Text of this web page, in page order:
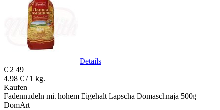
Details
€ 2 49
4.98 € / 1 kg.
Kaufen
Fadennudeln mit hohem Eigehalt Lapscha Domaschnaja 500g
DomArt